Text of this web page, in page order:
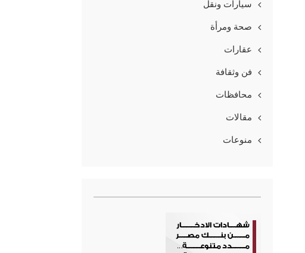
سيارات ونقل
صحة ومرأة
عقارات
فن وثقافة
محافظات
مقالات
منوعات